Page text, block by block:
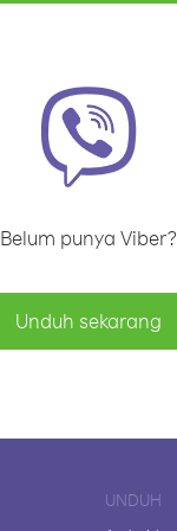
Belum punya Viber?
Unduh sekarang
UNDUH